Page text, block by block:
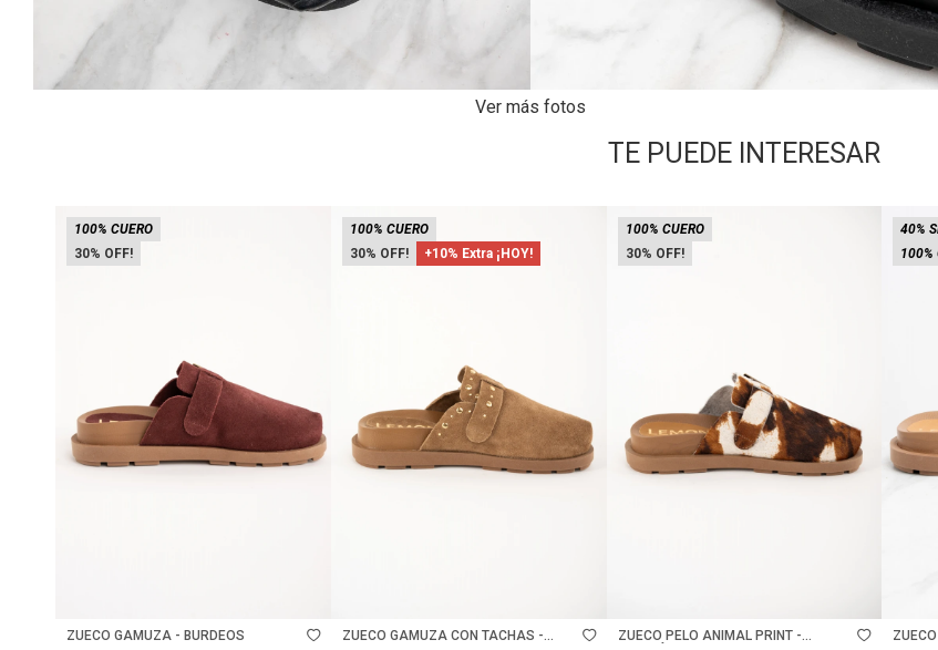
Ver más fotos
TE PUEDE INTERESAR
30
100% CUERO
ZUECO GAMUZA - BURDEOS
30 +10% Extra ¡HOY!
100% CUERO
ZUECO GAMUZA CON TACHAS -
30
100% CUERO
ZUECO PELO ANIMAL PRINT -
100%
40%